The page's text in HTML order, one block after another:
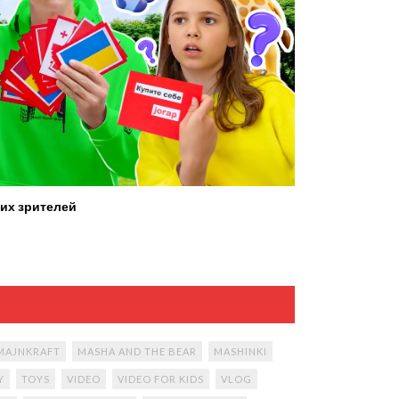
зрителей
MASHA AND THE BEAR MASHINKI
TOYS VIDEO VIDEO FOR KIDS VLOG